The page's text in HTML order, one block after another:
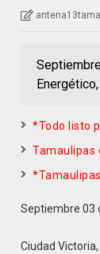
*Todo listo
Tamaulipas
Septiembre 03
Ciudad